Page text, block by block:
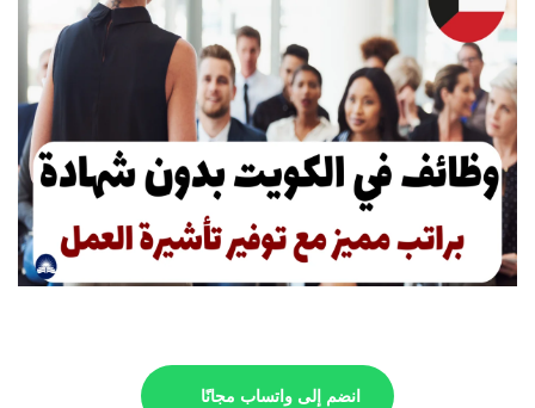
انضم إلى واتساب مجانًا